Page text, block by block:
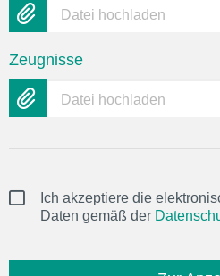
Datei hochladen
Zeugnisse
Datei hochladen
Ich akzeptiere die
Daten gemäß der